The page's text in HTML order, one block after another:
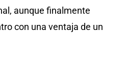
aunque finalmente
con una ventaja de un